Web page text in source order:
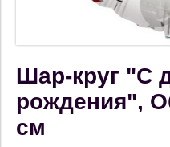
Шар-круг "С
рождения",
см